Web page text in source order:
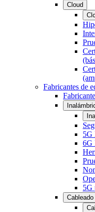
Cloud
Fabricantes de
5G
6G
5G
Cableado